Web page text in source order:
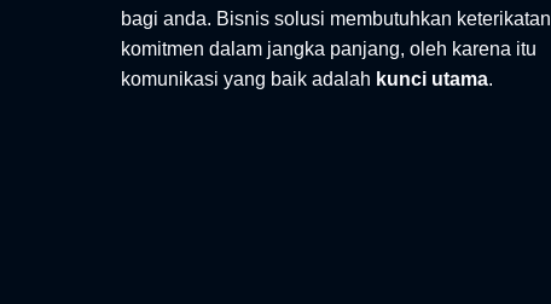
bagi anda. Bisnis solusi membutuhkan keterikatan
komitmen dalam jangka panjang, oleh karena itu
komunikasi yang baik adalah kunci utama.